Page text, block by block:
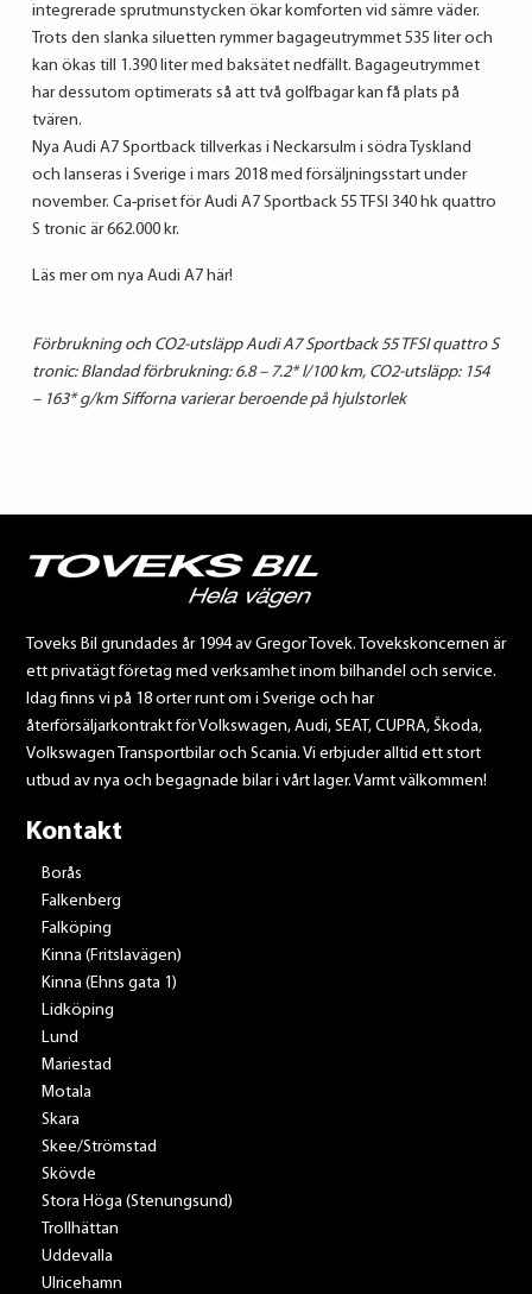
integrerade sprutmunstycken ökar komforten vid sämre väder.
Trots den slanka siluetten rymmer bagageutrymmet 535 liter och
kan ökas till 1.390 liter med baksätet nedfällt. Bagageutrymmet
har dessutom optimerats så att två golfbagar kan få plats på
tvären.
Nya Audi A7 Sportback tillverkas i Neckarsulm i södra Tyskland
och lanseras i Sverige i mars 2018 med försäljningsstart under
november. Ca-priset för Audi A7 Sportback 55 TFSI 340 hk quattro
S tronic är 662.000 kr.
Läs mer om nya Audi A7 här!
Förbrukning och CO2-utsläpp Audi A7 Sportback 55 TFSI quattro S
tronic: Blandad förbrukning: 6.8 – 7.2* l/100 km, CO2-utsläpp: 154
– 163* g/km Sifforna varierar beroende på hjulstorlek
Toveks Bil grundades år 1994 av Gregor Tovek. Tovekskoncernen är
ett privatägt företag med verksamhet inom bilhandel och service.
Idag finns vi på 18 orter runt om i Sverige och har
återförsäljarkontrakt för Volkswagen, Audi, SEAT, CUPRA, Škoda,
Volkswagen Transportbilar och Scania. Vi erbjuder alltid ett stort
utbud av nya och begagnade bilar i vårt lager. Varmt välkommen!
Kontakt
Borås
Falkenberg
Falköping
Kinna (Fritslavägen)
Kinna (Ehns gata 1)
Lidköping
Lund
Mariestad
Motala
Skara
Skee/Strömstad
Skövde
Stora Höga (Stenungsund)
Trollhättan
Uddevalla
Ulricehamn